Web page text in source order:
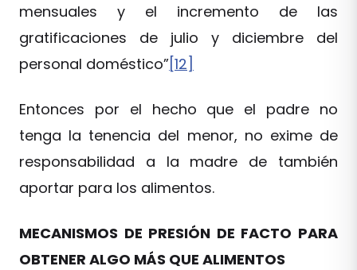
mensuales y el incremento de las
gratificaciones de julio y diciembre del
personal doméstico”[12]
Entonces por el hecho que el padre no
tenga la tenencia del menor, no exime de
responsabilidad a la madre de también
aportar para los alimentos.
MECANISMOS DE PRESIÓN DE FACTO PARA
OBTENER ALGO MÁS QUE ALIMENTOS